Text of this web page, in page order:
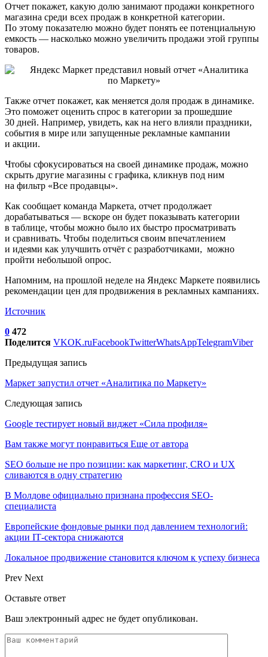
Отчет покажет, какую долю занимают продажи конкретного
магазина среди всех продаж в конкретной категории.
По этому показателю можно будет понять ее потенциальную
емкость — насколько можно увеличить продажи этой группы
товаров.
Также отчет покажет, как меняется доля продаж в динамике.
Это поможет оценить спрос в категории за прошедшие
30 дней. Например, увидеть, как на него влияли праздники,
события в мире или запущенные рекламные кампании
и акции.
Чтобы сфокусироваться на своей динамике продаж, можно
скрыть другие магазины с графика, кликнув под ним
на фильтр «Все продавцы».
Как сообщает команда Маркета, отчет продолжает
дорабатываться — вскоре он будет показывать категории
в таблице, чтобы можно было их быстро просматривать
и сравнивать. Чтобы поделиться своим впечатлением
и идеями как улучшить отчёт с разработчиками, можно
пройти небольшой опрос.
Напомним, на прошлой неделе на Яндекс Маркете появились
рекомендации цен для продвижения в рекламных кампаниях.
Источник
0 472
Поделится VKOK.ruFacebookTwitterWhatsAppTelegramViber
Предыдущая запись
Маркет запустил отчет «Аналитика по Маркету»
Следующая запись
Google тестирует новый виджет «Сила профиля»
Вам также могут понравиться Еще от автора
SEO больше не про позиции: как маркетинг, CRO и UX
сливаются в одну стратегию
В Молдове официально признана профессия SEO-
специалиста
Европейские фондовые рынки под давлением технологий:
акции IT‑сектора снижаются
Локальное продвижение становится ключом к успеху бизнеса
Prev Next
Оставьте ответ
Ваш электронный адрес не будет опубликован.